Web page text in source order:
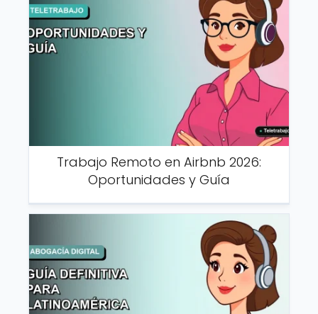
Trabajo Remoto en Airbnb 2026:
Oportunidades y Guía